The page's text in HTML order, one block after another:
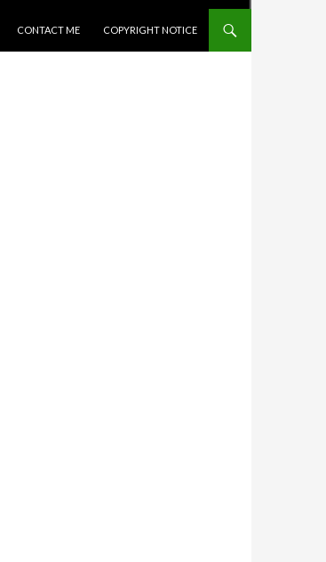
CONTACT ME COPYRIGHT NOTICE